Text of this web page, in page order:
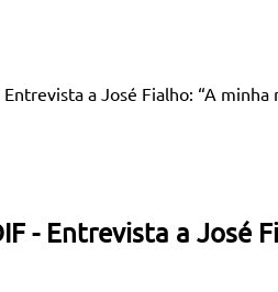
Entrevista a José Fialho: “A
- Entrevista a José